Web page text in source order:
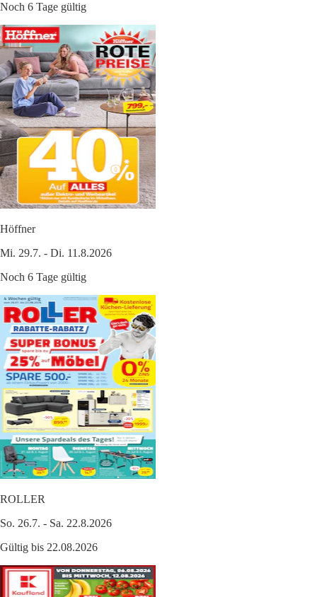
Noch 6 Tage gültig
Höffner
Mi. 29.7. - Di. 11.8.2026
Noch 6 Tage gültig
ROLLER
So. 26.7. - Sa. 22.8.2026
Gültig bis 22.08.2026